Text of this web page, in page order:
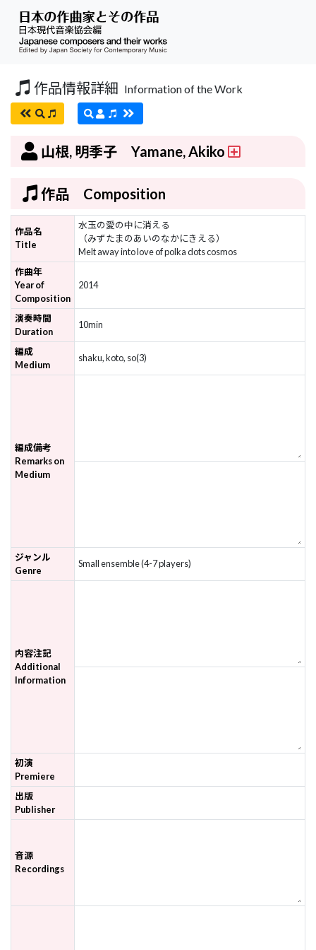
作品情報詳細 Information of the Work
山根, 明季子 Yamane, Akiko
作品 Composition
作品名
Title
水玉の愛の中に消える
（みずたまのあいのなかにきえる）
​Melt away into love of polka dots cosmos
作曲年
Year of
Composition
2014
演奏時間
Duration
10min
編成
Medium
shaku, koto, so(3)
編成備考
Remarks on
Medium
ジャンル
Genre
Small ensemble (4-7 players)
内容注記
Additional
Information
初演
Premiere
出版
Publisher
音源
Recordings